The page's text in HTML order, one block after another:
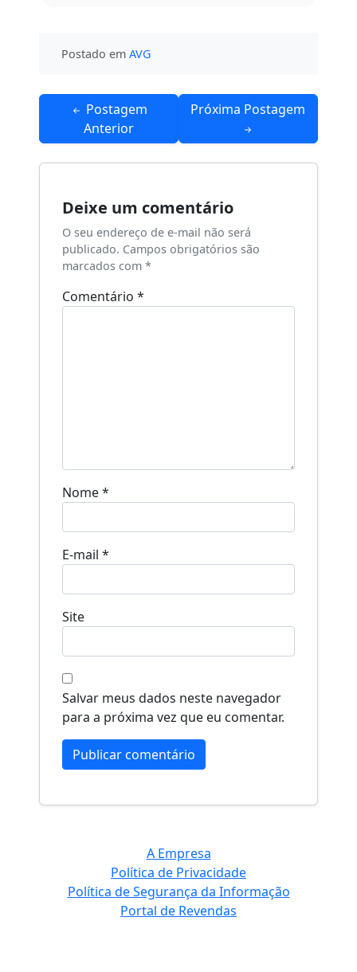
Postado emAVG
Navegação
Postagem
Anterior
Próxima Postagem
Deixe um comentário
O seu endereço de e-mail não será
publicado. Campos obrigatórios são
marcados com*
Comentário*
Nome*
E-mail*
Site
Salvar meus dados neste navegador
para a próxima vez que eu comentar.
A Empresa
Política de Privacidade
Política de Segurança da Informação
Portal de Revendas